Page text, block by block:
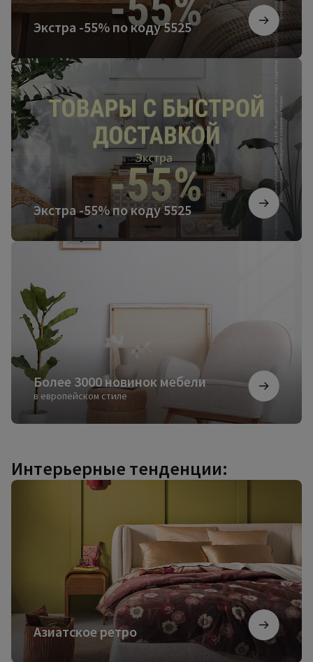
Экстра -55% по коду 5525
Экстра -55% по коду 5525
Экстра
-55%
по
коду
5525
Более 3000 новинок мебели
в европейском стиле
мебели
Интерьерные тенденции:
Азиатское ретро
Азиатское